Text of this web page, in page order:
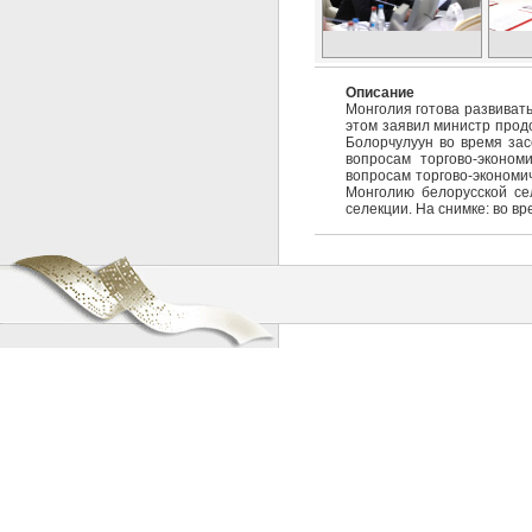
Описание
Монголия готова
этом заявил министр
Болорчулуун во время
вопросам торгово-
вопросам торгово-
Монголию белорусской
селекции. На снимке: во